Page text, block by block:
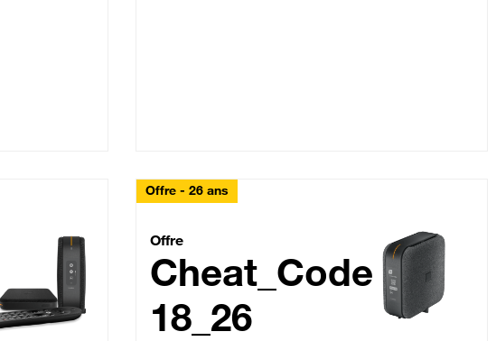
Offre - 26 ans
Cheat_Code Fibre_18_26
Offre
Cheat_Code
18_26